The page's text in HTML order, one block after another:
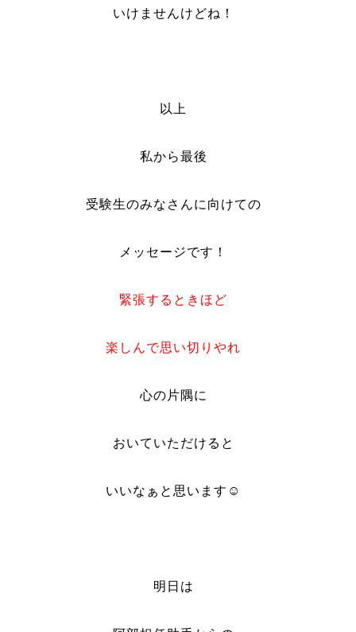
いけませんけどね！
以上
私から最後
受験生のみなさんに向けての
メッセージです！
緊張するときほど
楽しんで思い切りやれ
心の片隅に
おいていただけると
いいなぁと思います☺
明日は